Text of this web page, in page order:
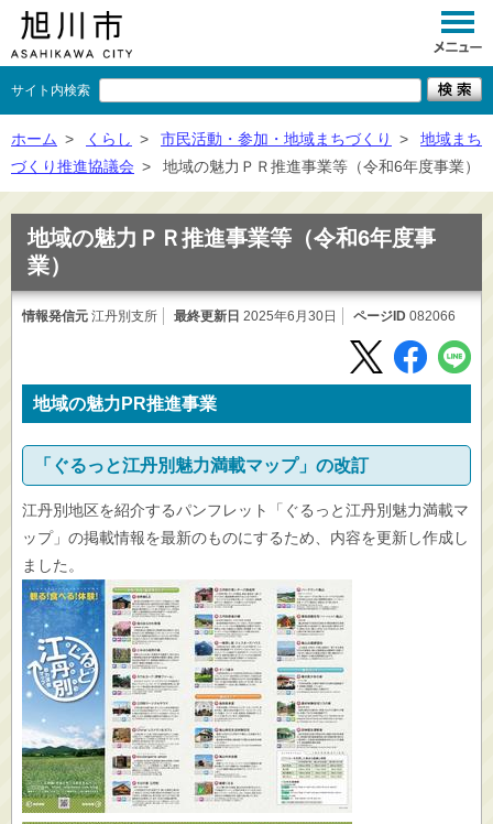
サイト内検索
くらし
観光
施設一覧
×
ホーム > くらし > 市民活動・参加・地域まちづくり >
地域まち
づくり推進協議会 > 地域の魅力ＰＲ推進事業等（令和6年度事業）
地域の魅力ＰＲ推進事業等（令和6年度事
業）
情報発信元 江丹別支所 最終更新日 2025年6月30日 ページID 082066
地域の魅力PR推進事業
「ぐるっと江丹別魅力満載マップ」の改訂
江丹別地区を紹介するパンフレット「ぐるっと江丹別魅力満載マ
ップ」の掲載情報を最新のものにするため、内容を更新し作成し
ました。